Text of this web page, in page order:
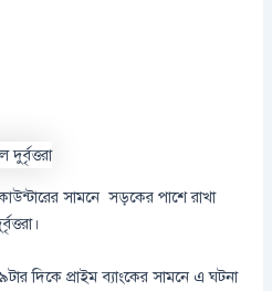
সামনে সড়কের পাশে রাখা
দিকে প্রাইম ব্যাংকের সামনে এ ঘটনা